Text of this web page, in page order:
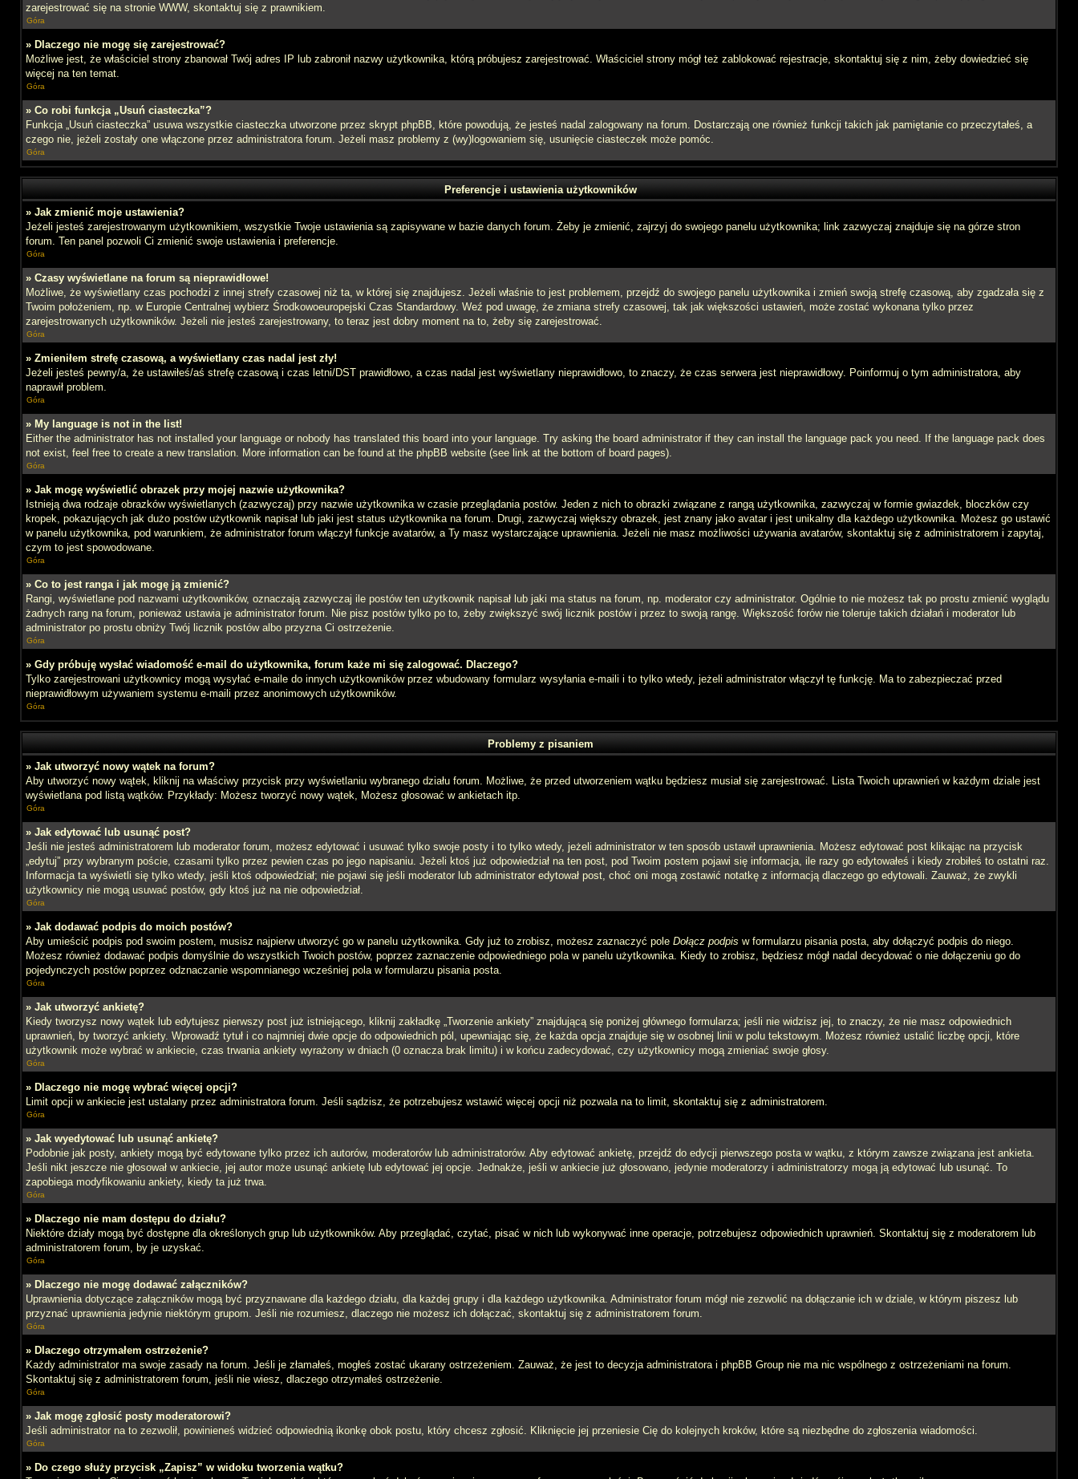
zarejestrować się na stronie WWW, skontaktuj się z prawnikiem.
Góra
» Dlaczego nie mogę się zarejestrować?
Możliwe jest, że właściciel strony zbanował Twój adres IP lub zabronił nazwy użytkownika, którą próbujesz zarejestrować. Właściciel strony mógł też zablokować rejestracje, skontaktuj się z nim, żeby dowiedzieć się
więcej na ten temat.
Góra
» Co robi funkcja „Usuń ciasteczka”?
Funkcja „Usuń ciasteczka” usuwa wszystkie ciasteczka utworzone przez skrypt phpBB, które powodują, że jesteś nadal zalogowany na forum. Dostarczają one również funkcji takich jak pamiętanie co przeczytałeś, a
czego nie, jeżeli zostały one włączone przez administratora forum. Jeżeli masz problemy z (wy)logowaniem się, usunięcie ciasteczek może pomóc.
Góra
Preferencje i ustawienia użytkowników
» Jak zmienić moje ustawienia?
Jeżeli jesteś zarejestrowanym użytkownikiem, wszystkie Twoje ustawienia są zapisywane w bazie danych forum. Żeby je zmienić, zajrzyj do swojego panelu użytkownika; link zazwyczaj znajduje się na górze stron
forum. Ten panel pozwoli Ci zmienić swoje ustawienia i preferencje.
Góra
» Czasy wyświetlane na forum są nieprawidłowe!
Możliwe, że wyświetlany czas pochodzi z innej strefy czasowej niż ta, w której się znajdujesz. Jeżeli właśnie to jest problemem, przejdź do swojego panelu użytkownika i zmień swoją strefę czasową, aby zgadzała się z
Twoim położeniem, np. w Europie Centralnej wybierz Środkowoeuropejski Czas Standardowy. Weź pod uwagę, że zmiana strefy czasowej, tak jak większości ustawień, może zostać wykonana tylko przez
zarejestrowanych użytkowników. Jeżeli nie jesteś zarejestrowany, to teraz jest dobry moment na to, żeby się zarejestrować.
Góra
» Zmieniłem strefę czasową, a wyświetlany czas nadal jest zły!
Jeżeli jesteś pewny/a, że ustawiłeś/aś strefę czasową i czas letni/DST prawidłowo, a czas nadal jest wyświetlany nieprawidłowo, to znaczy, że czas serwera jest nieprawidłowy. Poinformuj o tym administratora, aby
naprawił problem.
Góra
» My language is not in the list!
Either the administrator has not installed your language or nobody has translated this board into your language. Try asking the board administrator if they can install the language pack you need. If the language pack does
not exist, feel free to create a new translation. More information can be found at the phpBB website (see link at the bottom of board pages).
Góra
» Jak mogę wyświetlić obrazek przy mojej nazwie użytkownika?
Istnieją dwa rodzaje obrazków wyświetlanych (zazwyczaj) przy nazwie użytkownika w czasie przeglądania postów. Jeden z nich to obrazki związane z rangą użytkownika, zazwyczaj w formie gwiazdek, bloczków czy
kropek, pokazujących jak dużo postów użytkownik napisał lub jaki jest status użytkownika na forum. Drugi, zazwyczaj większy obrazek, jest znany jako avatar i jest unikalny dla każdego użytkownika. Możesz go ustawić
w panelu użytkownika, pod warunkiem, że administrator forum włączył funkcje avatarów, a Ty masz wystarczające uprawnienia. Jeżeli nie masz możliwości używania avatarów, skontaktuj się z administratorem i zapytaj,
czym to jest spowodowane.
Góra
» Co to jest ranga i jak mogę ją zmienić?
Rangi, wyświetlane pod nazwami użytkowników, oznaczają zazwyczaj ile postów ten użytkownik napisał lub jaki ma status na forum, np. moderator czy administrator. Ogólnie to nie możesz tak po prostu zmienić wyglądu
żadnych rang na forum, ponieważ ustawia je administrator forum. Nie pisz postów tylko po to, żeby zwiększyć swój licznik postów i przez to swoją rangę. Większość forów nie toleruje takich działań i moderator lub
administrator po prostu obniży Twój licznik postów albo przyzna Ci ostrzeżenie.
Góra
» Gdy próbuję wysłać wiadomość e-mail do użytkownika, forum każe mi się zalogować. Dlaczego?
Tylko zarejestrowani użytkownicy mogą wysyłać e-maile do innych użytkowników przez wbudowany formularz wysyłania e-maili i to tylko wtedy, jeżeli administrator włączył tę funkcję. Ma to zabezpieczać przed
nieprawidłowym używaniem systemu e-maili przez anonimowych użytkowników.
Góra
Problemy z pisaniem
» Jak utworzyć nowy wątek na forum?
Aby utworzyć nowy wątek, kliknij na właściwy przycisk przy wyświetlaniu wybranego działu forum. Możliwe, że przed utworzeniem wątku będziesz musiał się zarejestrować. Lista Twoich uprawnień w każdym dziale jest
wyświetlana pod listą wątków. Przykłady: Możesz tworzyć nowy wątek, Możesz głosować w ankietach itp.
Góra
» Jak edytować lub usunąć post?
Jeśli nie jesteś administratorem lub moderator forum, możesz edytować i usuwać tylko swoje posty i to tylko wtedy, jeżeli administrator w ten sposób ustawił uprawnienia. Możesz edytować post klikając na przycisk
„edytuj” przy wybranym poście, czasami tylko przez pewien czas po jego napisaniu. Jeżeli ktoś już odpowiedział na ten post, pod Twoim postem pojawi się informacja, ile razy go edytowałeś i kiedy zrobiłeś to ostatni raz.
Informacja ta wyświetli się tylko wtedy, jeśli ktoś odpowiedział; nie pojawi się jeśli moderator lub administrator edytował post, choć oni mogą zostawić notatkę z informacją dlaczego go edytowali. Zauważ, że zwykli
użytkownicy nie mogą usuwać postów, gdy ktoś już na nie odpowiedział.
Góra
» Jak dodawać podpis do moich postów?
Aby umieścić podpis pod swoim postem, musisz najpierw utworzyć go w panelu użytkownika. Gdy już to zrobisz, możesz zaznaczyć pole Dołącz podpis w formularzu pisania posta, aby dołączyć podpis do niego.
Możesz również dodawać podpis domyślnie do wszystkich Twoich postów, poprzez zaznaczenie odpowiedniego pola w panelu użytkownika. Kiedy to zrobisz, będziesz mógł nadal decydować o nie dołączeniu go do
pojedynczych postów poprzez odznaczanie wspomnianego wcześniej pola w formularzu pisania posta.
Góra
» Jak utworzyć ankietę?
Kiedy tworzysz nowy wątek lub edytujesz pierwszy post już istniejącego, kliknij zakładkę „Tworzenie ankiety” znajdującą się poniżej głównego formularza; jeśli nie widzisz jej, to znaczy, że nie masz odpowiednich
uprawnień, by tworzyć ankiety. Wprowadź tytuł i co najmniej dwie opcje do odpowiednich pól, upewniając się, że każda opcja znajduje się w osobnej linii w polu tekstowym. Możesz również ustalić liczbę opcji, które
użytkownik może wybrać w ankiecie, czas trwania ankiety wyrażony w dniach (0 oznacza brak limitu) i w końcu zadecydować, czy użytkownicy mogą zmieniać swoje głosy.
Góra
» Dlaczego nie mogę wybrać więcej opcji?
Limit opcji w ankiecie jest ustalany przez administratora forum. Jeśli sądzisz, że potrzebujesz wstawić więcej opcji niż pozwala na to limit, skontaktuj się z administratorem.
Góra
» Jak wyedytować lub usunąć ankietę?
Podobnie jak posty, ankiety mogą być edytowane tylko przez ich autorów, moderatorów lub administratorów. Aby edytować ankietę, przejdź do edycji pierwszego posta w wątku, z którym zawsze związana jest ankieta.
Jeśli nikt jeszcze nie głosował w ankiecie, jej autor może usunąć ankietę lub edytować jej opcje. Jednakże, jeśli w ankiecie już głosowano, jedynie moderatorzy i administratorzy mogą ją edytować lub usunąć. To
zapobiega modyfikowaniu ankiety, kiedy ta już trwa.
Góra
» Dlaczego nie mam dostępu do działu?
Niektóre działy mogą być dostępne dla określonych grup lub użytkowników. Aby przeglądać, czytać, pisać w nich lub wykonywać inne operacje, potrzebujesz odpowiednich uprawnień. Skontaktuj się z moderatorem lub
administratorem forum, by je uzyskać.
Góra
» Dlaczego nie mogę dodawać załączników?
Uprawnienia dotyczące załączników mogą być przyznawane dla każdego działu, dla każdej grupy i dla każdego użytkownika. Administrator forum mógł nie zezwolić na dołączanie ich w dziale, w którym piszesz lub
przyznać uprawnienia jedynie niektórym grupom. Jeśli nie rozumiesz, dlaczego nie możesz ich dołączać, skontaktuj się z administratorem forum.
Góra
» Dlaczego otrzymałem ostrzeżenie?
Każdy administrator ma swoje zasady na forum. Jeśli je złamałeś, mogłeś zostać ukarany ostrzeżeniem. Zauważ, że jest to decyzja administratora i phpBB Group nie ma nic wspólnego z ostrzeżeniami na forum.
Skontaktuj się z administratorem forum, jeśli nie wiesz, dlaczego otrzymałeś ostrzeżenie.
Góra
» Jak mogę zgłosić posty moderatorowi?
Jeśli administrator na to zezwolił, powinieneś widzieć odpowiednią ikonkę obok postu, który chcesz zgłosić. Kliknięcie jej przeniesie Cię do kolejnych kroków, które są niezbędne do zgłoszenia wiadomości.
Góra
» Do czego służy przycisk „Zapisz” w widoku tworzenia wątku?